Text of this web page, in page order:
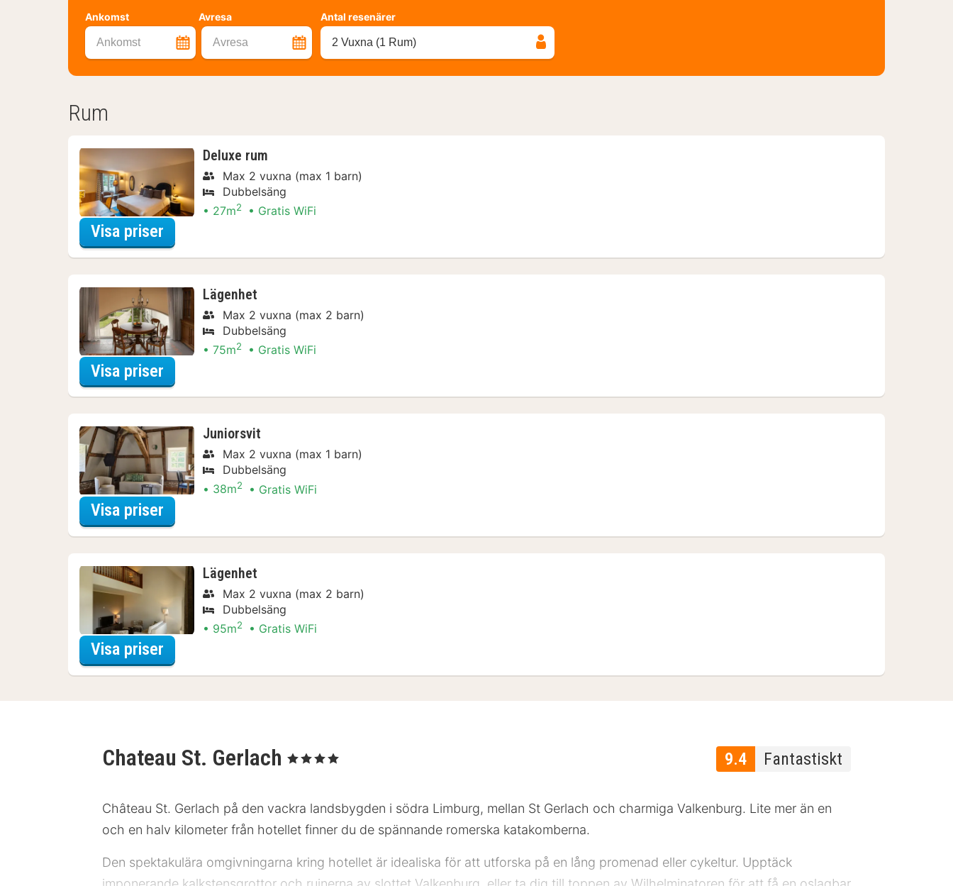
Ankomst Avresa
Ankomst Avresa
Antal resenärer
2 Vuxna (1 Rum)
Rum
Deluxe rum
Max 2 vuxna (max 1 barn)
Dubbelsäng
27m2 Gratis WiFi
Visa priser
Lägenhet
Max 2 vuxna (max 2 barn)
Dubbelsäng
75m2 Gratis WiFi
Visa priser
Juniorsvit
Max 2 vuxna (max 1 barn)
Dubbelsäng
38m2 Gratis WiFi
Visa priser
Lägenhet
Max 2 vuxna (max 2 barn)
Dubbelsäng
95m2 Gratis WiFi
Visa priser
9.4 Fantastiskt
Chateau St. Gerlach , 4 Stjärnor
Château St. Gerlach på den vackra landsbygden i södra Limburg, mellan St Gerlach och charmiga Valkenburg. Lite mer än en
och en halv kilometer från hotellet finner du de spännande romerska katakomberna.
Den spektakulära omgivningarna kring hotellet är idealiska för att utforska på en lång promenad eller cykeltur. Upptäck